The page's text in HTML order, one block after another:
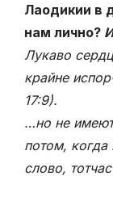
Лаодикии в
нам лично?
Лукаво
крайне
17:9).
…но не
потом, когда
слово,